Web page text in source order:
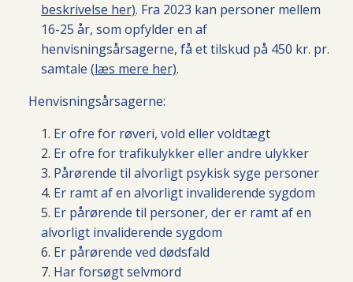
beskrivelse her). Fra 2023 kan personer mellem
16-25 år, som opfylder en af
henvisningsårsagerne, få et tilskud på 450 kr. pr.
samtale (læs mere her).
Henvisningsårsagerne:
Er ofre for røveri, vold eller voldtægt
Er ofre for trafikulykker eller andre ulykker
Pårørende til alvorligt psykisk syge personer
Er ramt af en alvorligt invaliderende sygdom
Er pårørende til personer, der er ramt af en
alvorligt invaliderende sygdom
Er pårørende ved dødsfald
Har forsøgt selvmord